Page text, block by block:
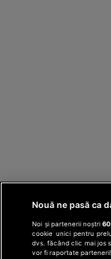
Nouă ne pasă ca
Noi și partenerii noștri
cookie unici pentru
dvs. făcând clic mai jos
vor fi raportate